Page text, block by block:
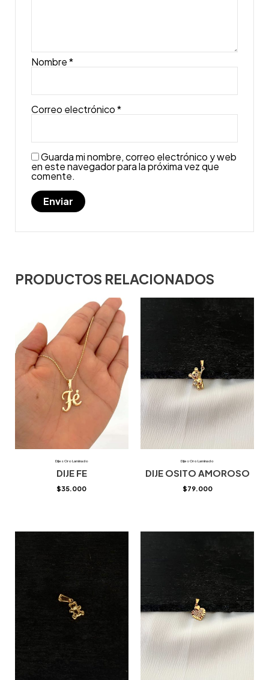
Nombre*
Correo electrónico*
Guarda mi nombre, correo electrónico y web
en este navegador para la próxima vez que
comente.
PRODUCTOS RELACIONADOS
Dijes Oro Laminado
DIJE FE
$35.000
Dijes Oro Laminado
DIJE OSITO AMOROSO
$79.000